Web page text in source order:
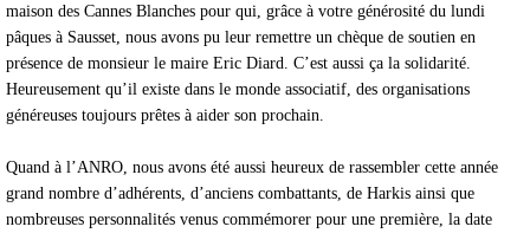
maison des Cannes Blanches pour qui, grâce à votre générosité du lundi
pâques à Sausset, nous avons pu leur remettre un chèque de soutien en
présence de monsieur le maire Eric Diard. C’est aussi ça la solidarité.
Heureusement qu’il existe dans le monde associatif, des organisations
généreuses toujours prêtes à aider son prochain.
Quand à l’ANRO, nous avons été aussi heureux de rassembler cette année
grand nombre d’adhérents, d’anciens combattants, de Harkis ainsi que
nombreuses personnalités venus commémorer pour une première, la date